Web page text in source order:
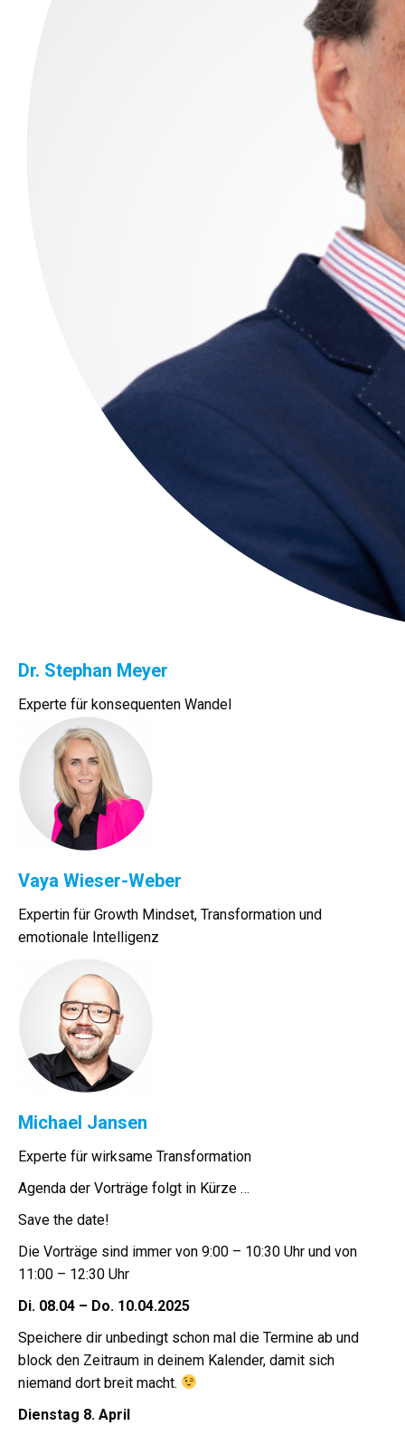
Dr. Stephan Meyer
Experte für konsequenten Wandel
Vaya Wieser-Weber
Expertin für Growth Mindset, Transformation und
emotionale Intelligenz
Michael Jansen
Experte für wirksame Transformation
Agenda der Vorträge folgt in Kürze …
Save the date!
Die Vorträge sind immer von 9:00 – 10:30 Uhr und von
11:00 – 12:30 Uhr
Di. 08.04 – Do. 10.04.2025
Speichere dir unbedingt schon mal die Termine ab und
block den Zeitraum in deinem Kalender, damit sich
niemand dort breit macht.
Dienstag 8. April